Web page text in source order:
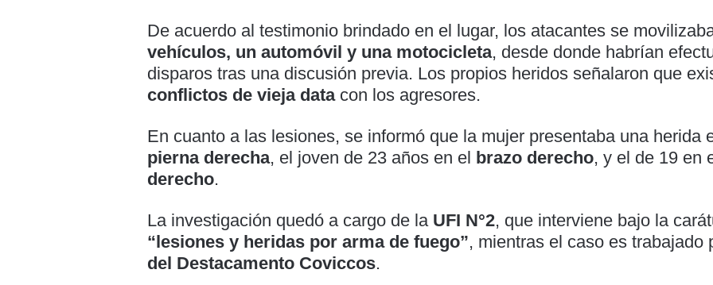
De acuerdo al testimonio brindado en el lugar, los atacantes se
vehículos, un automóvil y una motocicleta, desde donde habrían
disparos tras una discusión previa. Los propios heridos señalaron que
conflictos de vieja datacon los agresores.
En cuanto a las lesiones, se informó que la mujer presentaba una herida
pierna derecha, el joven de 23 años en el brazo derecho, y el de 19 en
derecho.
La investigación quedó a cargo de la UFI N°2, que interviene bajo la
“lesiones y heridas por arma de fuego”, mientras el caso es trabajado
del Destacamento Coviccos.